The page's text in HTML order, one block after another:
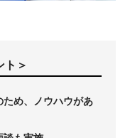
ト＞
め、ノウハウがあ